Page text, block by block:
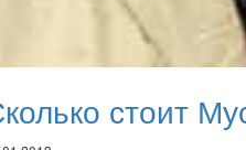
стоит